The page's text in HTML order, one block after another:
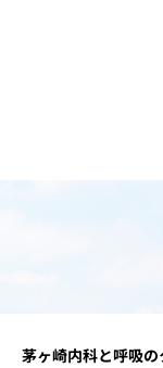
茅ヶ崎内科と呼吸